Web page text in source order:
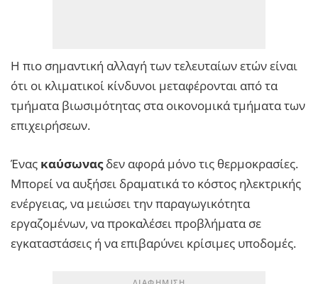
Η πιο σημαντική αλλαγή των τελευταίων ετών είναι
ότι οι κλιματικοί κίνδυνοι μεταφέρονται από τα
τμήματα βιωσιμότητας στα οικονομικά τμήματα των
επιχειρήσεων.
Ένας καύσωναςδεν αφορά μόνο τις θερμοκρασίες.
Μπορεί να αυξήσει δραματικά το κόστος ηλεκτρικής
ενέργειας, να μειώσει την παραγωγικότητα
εργαζομένων, να προκαλέσει προβλήματα σε
εγκαταστάσεις ή να επιβαρύνει κρίσιμες υποδομές.